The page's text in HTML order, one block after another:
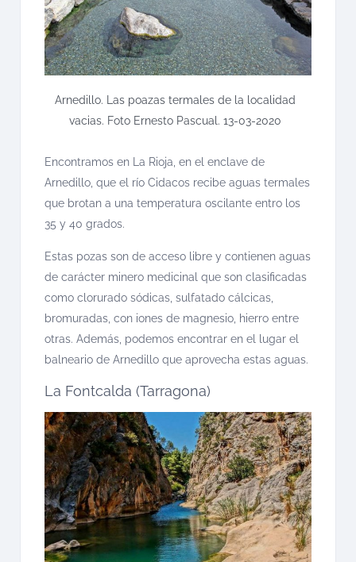
Arnedillo. Las poazas termales de la localidad
vacias. Foto Ernesto Pascual. 13-03-2020
Encontramos en La Rioja, en el enclave de
Arnedillo, que el río Cidacos recibe aguas termales
que brotan a una temperatura oscilante entro los
35 y 40 grados.
Estas pozas son de acceso libre y contienen aguas
de carácter minero medicinal que son clasificadas
como clorurado sódicas, sulfatado cálcicas,
bromuradas, con iones de magnesio, hierro entre
otras. Además, podemos encontrar en el lugar el
balneario de Arnedillo que aprovecha estas aguas.
La Fontcalda (Tarragona)